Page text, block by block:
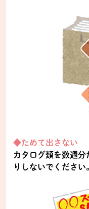
◆ためて出さない
カタログ類を数週
りしないでください